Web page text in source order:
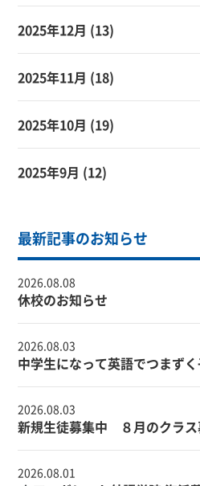
2025年12月 (13)
2025年11月 (18)
2025年10月 (19)
2025年9月 (12)
最新記事のお知らせ
休校のお知らせ
2026.08.08
中学生になって英語でつまず
2026.08.03
新規生徒募集中 ８月のクラス
2026.08.03
2026.08.01